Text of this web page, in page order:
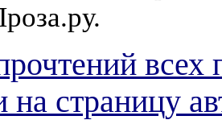
всех
на страницу